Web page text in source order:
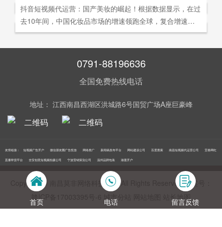
丝,进而成为产生实际购买行为的用户。实践证明,只要 IP足
够打动人心,他们就能爆发出巨大的影响力。以李子柒为例,
李子柒凭借短视频积累了千万粉丝,后在淘宝平台开设店铺,
询。
社交分享和算法匹配为，主要传播信道的用户参与共创的新
型整合营销模式。
告及网络营销领域的公司，是国内领先的一站式全网营销推
广创新型服务平台。主营：蓝V认证，抖音，快手短视频代
理，搜索引擎营销，关键词优化，网站建设，SEO网站优
化，SEM竞价优化，小程序制作，网络推广，网络营销，
设计，LOGO设计，口碑优化，品牌形象设计，获客推广，
网站定制，APP开发，软件制作，网络公关，网站推广，海
告等等业务！在江西更多人选择南昌莫非传媒！
抖音短视频代运营：国产美妆的崛起！根据数据显示，在过
去10年间，中国化妆品市场的增速领跑全球，复合增速达9.
5%。庞大的市场让国产美妆迅速崛起，其中，完美日记一
0791-88196636
全国免费热线电话
地址： 江西南昌西湖区洪城路6号国贸广场A座巨豪峰
友情链接： 短视频广告开户 微信朋友圈广告投放 网络推广 新闻稿发布平台 网站建设公司 百度搜索 南昌短视频代运营公司 宜春网红
直播带货平台 吉安创意短视频拍摄公司 宁波营销策划公司 温州品牌包装 港股开户
Copyright © 南昌莫非网络科技公司 All Rights Reserved 备案号：
赣ICP备17003395号‍-6
城市分站 站长地图
首页 电话 留言反馈